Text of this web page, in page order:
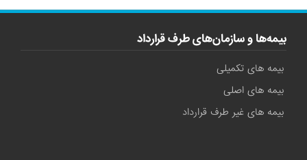
بیمه‌ها و سازمان‌های طرف قرارداد
بیمه های تکمیلی
بیمه های اصلی
بیمه های غیر طرف قرارداد